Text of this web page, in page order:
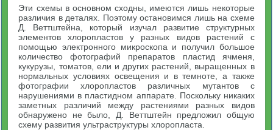
Эти схемы в основном сходны, имеются лишь некоторые
различия в деталях. Поэтому остановимся лишь на схеме
Д. Веттштейна, который изучал развитие структурных
элементов хлоропластов у разных видов растений с
помощью электронного микроскопа и получил большое
количество фотографий препаратов пластид ячменя,
кукурузы, томатов, ели и других растений, выращенных в
нормальных условиях освещения и в темноте, а также
фотографии хлоропластов различных мутантов с
нарушениями в пластидном аппарате. Поскольку никаких
заметных различий между растениями разных видов
обнаружено не было, Д. Веттштейн предложил общую
схему развития ультраструктуры хлоропласта.